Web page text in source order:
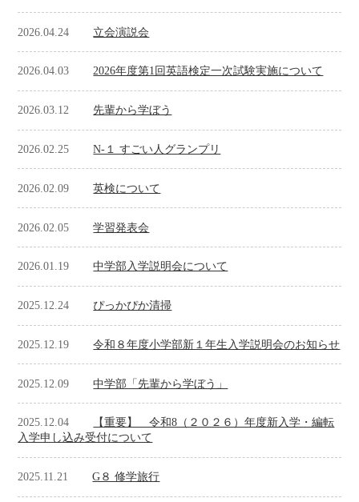
2026.04.24 立会演説会
2026.04.03 2026年度第1回英語検定一次試験実施について
2026.03.12 先輩から学ぼう
2026.02.25 N-１ すごい人グランプリ
2026.02.09 英検について
2026.02.05 学習発表会
2026.01.19 中学部入学説明会について
2025.12.24 ぴっかぴか清掃
2025.12.19 令和８年度小学部新１年生入学説明会のお知らせ
2025.12.09 中学部「先輩から学ぼう」
2025.12.04
【重要】 令和8（２０２６）年度新入学・編転
入学申し込み受付について
2025.11.21 G８ 修学旅行